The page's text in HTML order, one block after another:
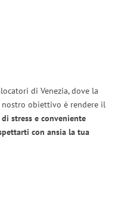
di Venezia, dove la
obiettivo è rendere il
stress e conveniente
con ansia la tua